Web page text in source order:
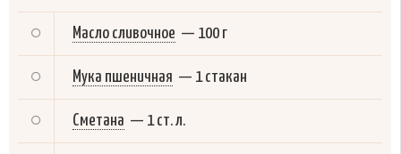
Масло сливочное — 100 г
Мука пшеничная — 1 стакан
Сметана — 1 ст. л.